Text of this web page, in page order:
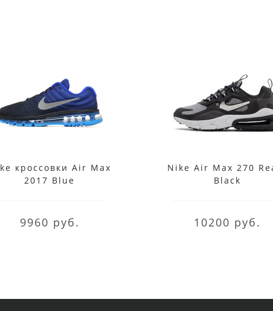
кроссовки Air Max
2017 Blue
9960 руб.
Nike Air Max 270
Black
10200 руб.